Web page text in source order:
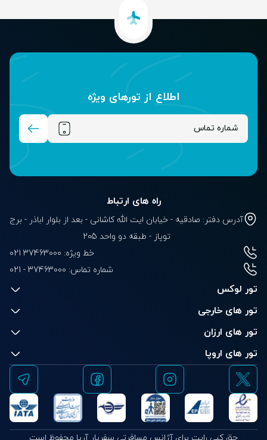
اطلاع از تور‌های ویژه
راه های ارتباط
آدرس دفتر: صادقیه - خیابان ایت الله کاشانی - بعد از بلوار‌‌ اباذر - برج
توپاز - طبقه دو واحد 205
خط ویژه: 37463000 021
شماره تماس: 021 - 37463000
تور لوکس
تور های خارجی
تور های ارزان
تور های اروپا